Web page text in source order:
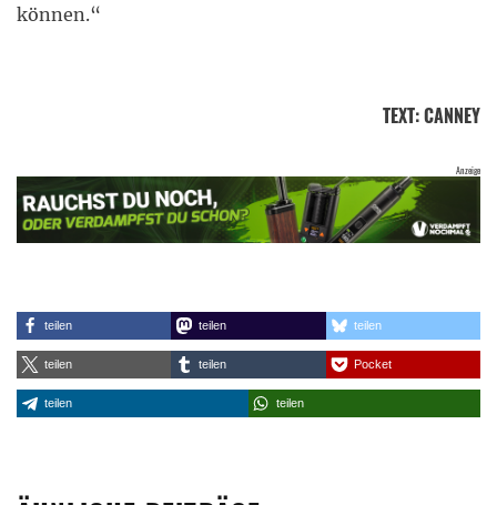
können.“
TEXT:CANNEY
teilen teilen teilen
teilen teilen Pocket
teilen teilen